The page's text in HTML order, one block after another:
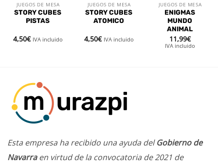
JUEGOS DE MESA
STORY CUBES
PISTAS
4,50€ IVA incluido
JUEGOS DE MESA
STORY CUBES
ATOMICO
4,50€ IVA incluido
JUEGOS DE MESA
ENIGMAS
MUNDO
ANIMAL
11,99€
IVA incluido
Esta empresa ha recibido una ayuda delGobierno de
Navarraen virtud de la convocatoria de 2021 de